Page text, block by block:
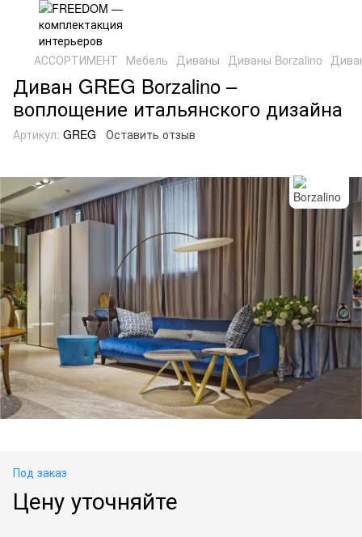
АССОРТИМЕНТ Мебель Диваны Диваны Borzalino
Диван GREG Borzalino –
воплощение итальянского дизайна
Артикул: GREG Оставить отзыв
Под заказ
Цену уточняйте